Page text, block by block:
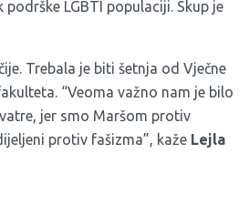
LGBTI populaciji. Skup je
Trebala je biti šetnja od Vječne
“Veoma važno nam je bilo
jer smo Maršom protiv
protiv fašizma”, kaže Lejla